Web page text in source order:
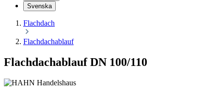
Svenska
Flachdach
Flachdachablauf
Flachdachablauf DN 100/110